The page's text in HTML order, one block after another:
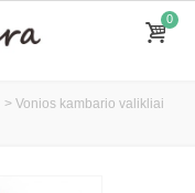
0
> Vonios kambario valikliai